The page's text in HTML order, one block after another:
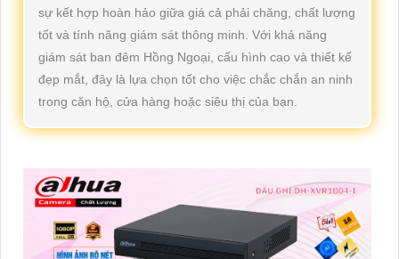
sự kết hợp hoàn hảo giữa giá cả phải chăng, chất lượng
tốt và tính năng giám sát thông minh. Với khả năng
giám sát ban đêm Hồng Ngoại, cấu hình cao và thiết kế
đẹp mắt, đây là lựa chọn tốt cho việc chắc chắn an ninh
trong căn hộ, cửa hàng hoặc siêu thị của bạn.